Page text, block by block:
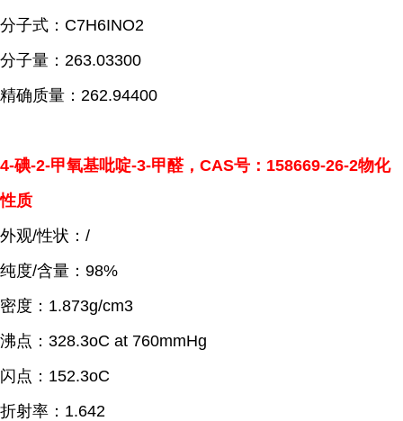
分子式：C7H6INO2
分子量：263.03300
精确质量：262.94400
4-碘-2-甲氧基吡啶-3-甲醛，CAS号：158669-26-2物化
性质
外观/性状：/
纯度/含量：98%
密度：1.873g/cm3
沸点：328.3oC at 760mmHg
闪点：152.3oC
折射率：1.642